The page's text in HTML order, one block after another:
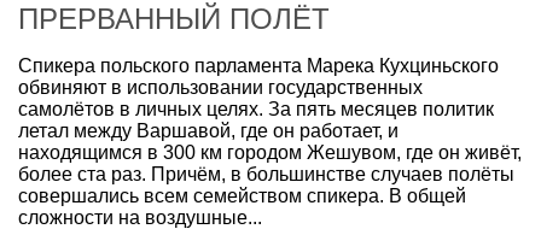
ПРЕРВАННЫЙ ПОЛЁТ
Спикера польского парламента Марека Кухциньского
обвиняют в использовании государственных
самолётов в личных целях. За пять месяцев политик
летал между Варшавой, где он работает, и
находящимся в 300 км городом Жешувом, где он живёт,
более ста раз. Причём, в большинстве случаев полёты
совершались всем семейством спикера. В общей
сложности на воздушные...